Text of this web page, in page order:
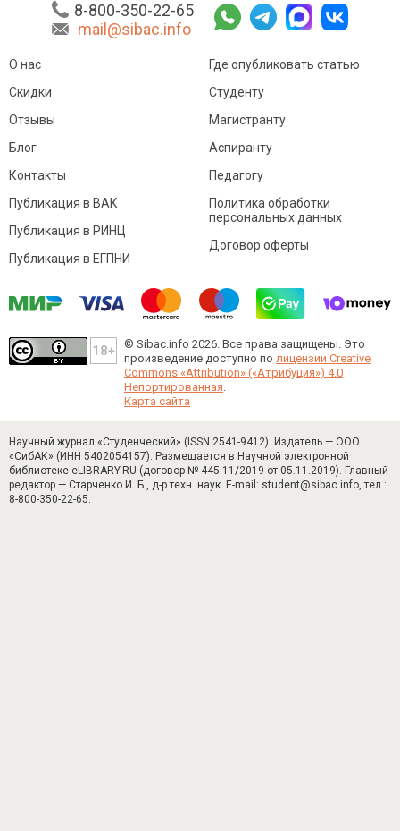
8-800-350-22-65
mail@sibac.info
О нас
Скидки
Отзывы
Блог
Контакты
Где опубликовать статью
Студенту
Магистранту
Аспиранту
Педагогу
Публикация в ВАК
Публикация в РИНЦ
Публикация в ЕГПНИ
Политика обработки
персональных данных
Договор оферты
© Sibac.info 2026. Все права защищены. Это
произведение доступно по лицензии Creative
Commons «Attribution» («Атрибуция») 4.0
Непортированная.
Карта сайта
Научный журнал «Студенческий» (ISSN 2541-9412). Издатель — ООО
«СибАК» (ИНН 5402054157). Размещается в Научной электронной
библиотеке eLIBRARY.RU (договор № 445-11/2019 от 05.11.2019). Главный
редактор — Старченко И. Б., д-р техн. наук. E-mail: student@sibac.info, тел.:
8-800-350-22-65.